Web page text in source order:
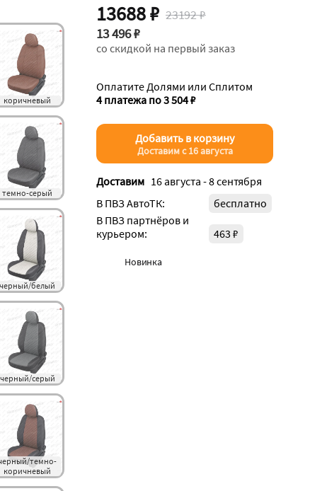
коричневый
темно-серый
черный/белый
черный/серый
темно-
коричневый
13688 ₽ 23192 ₽
13 496 ₽
со скидкой на первый заказ
Оплатите Долями или Сплитом
4 платежа по 3 504 ₽
Добавить в корзину
Доставим с 16 августа
Доставим 16 августа - 8 сентября
В ПВЗ АвтоТК:
бесплатно
В ПВЗ партнёров и
курьером:
463 ₽
Новинка